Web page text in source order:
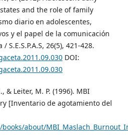
and the role of family
diario en adolescentes,
y el papel de la comunicación
26(5), 421-428.
DOI:
& Leiter, M. P. (1996). MBI
[Inventario de agotamiento del
about/